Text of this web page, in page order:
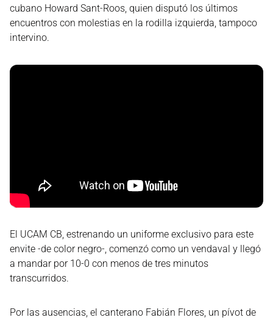
cubano Howard Sant-Roos, quien disputó los últimos
encuentros con molestias en la rodilla izquierda, tampoco
intervino.
El UCAM CB, estrenando un uniforme exclusivo para este
envite -de color negro-, comenzó como un vendaval y llegó
a mandar por 10-0 con menos de tres minutos
transcurridos.
Por las ausencias, el canterano Fabián Flores, un pívot de